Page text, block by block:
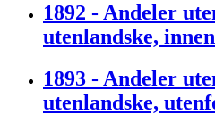
1892 - Andeler
utenlandske,
1893 - Andeler
utenlandske,